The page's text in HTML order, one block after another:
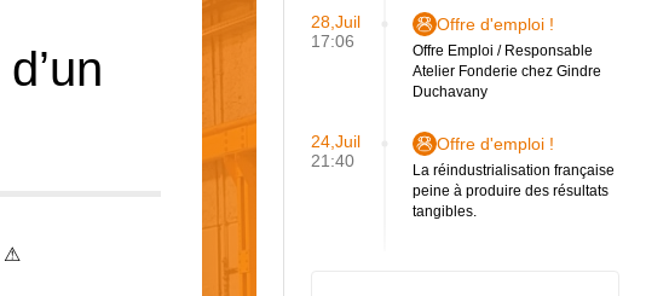
⚠
28,Juil
17:06
Offre d'emploi !
Offre Emploi / Responsable
Atelier Fonderie chez Gindre
Duchavany
24,Juil
21:40
Offre d'emploi !
La réindustrialisation française
peine à produire des résultats
tangibles.